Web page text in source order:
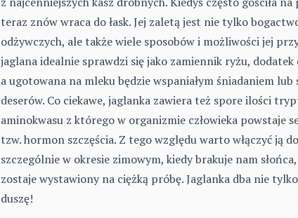
teraz znów wraca do łask. Jej zaletą jest nie tylko
odżywczych, ale także wiele sposobów i możliwości jej
jaglana idealnie sprawdzi się jako zamiennik ryżu, dodatek
a ugotowana na mleku będzie wspaniałym śniadaniem lub
deserów. Co ciekawe, jaglanka zawiera też spore ilości
aminokwasu z którego w organizmie człowieka powstaje
tzw. hormon szczęścia. Z tego względu warto włączyć ją
szczególnie w okresie zimowym, kiedy brakuje nam
zostaje wystawiony na ciężką próbę. Jaglanka dba nie
duszę!